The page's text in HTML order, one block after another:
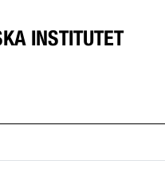
INSTITUTET